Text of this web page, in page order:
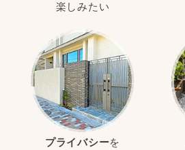
楽しみたい
プライバシーを